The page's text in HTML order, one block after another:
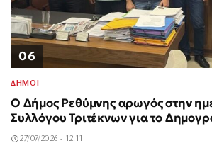
06
ΔΗΜΟΙ
Ο Δήμος Ρεθύμνης αρωγός στην
Συλλόγου Τριτέκνων για το
27/07/2026 - 12:11